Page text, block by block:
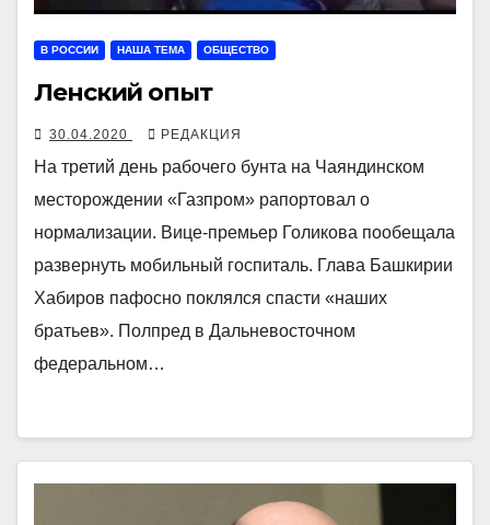
В РОССИИ НАША ТЕМА ОБЩЕСТВО
Ленский опыт
30.04.2020 РЕДАКЦИЯ
На третий день рабочего бунта на Чаяндинском
месторождении «Газпром» рапортовал о
нормализации. Вице-премьер Голикова пообещала
развернуть мобильный госпиталь. Глава Башкирии
Хабиров пафосно поклялся спасти «наших
братьев». Полпред в Дальневосточном
федеральном…